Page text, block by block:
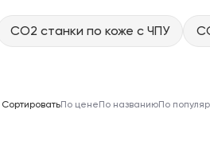
CO2 станки по коже с ЧПУ
СортироватьПо ценеПо названиюПо